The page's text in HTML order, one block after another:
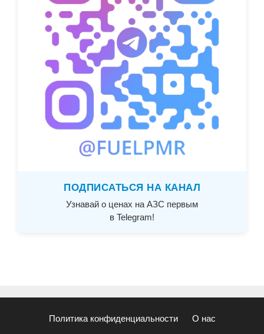
ПОДПИСАТЬСЯ НА КАНАЛ
Узнавай о ценах на АЗС первым
в Telegram!
Политика конфиденциальности О нас